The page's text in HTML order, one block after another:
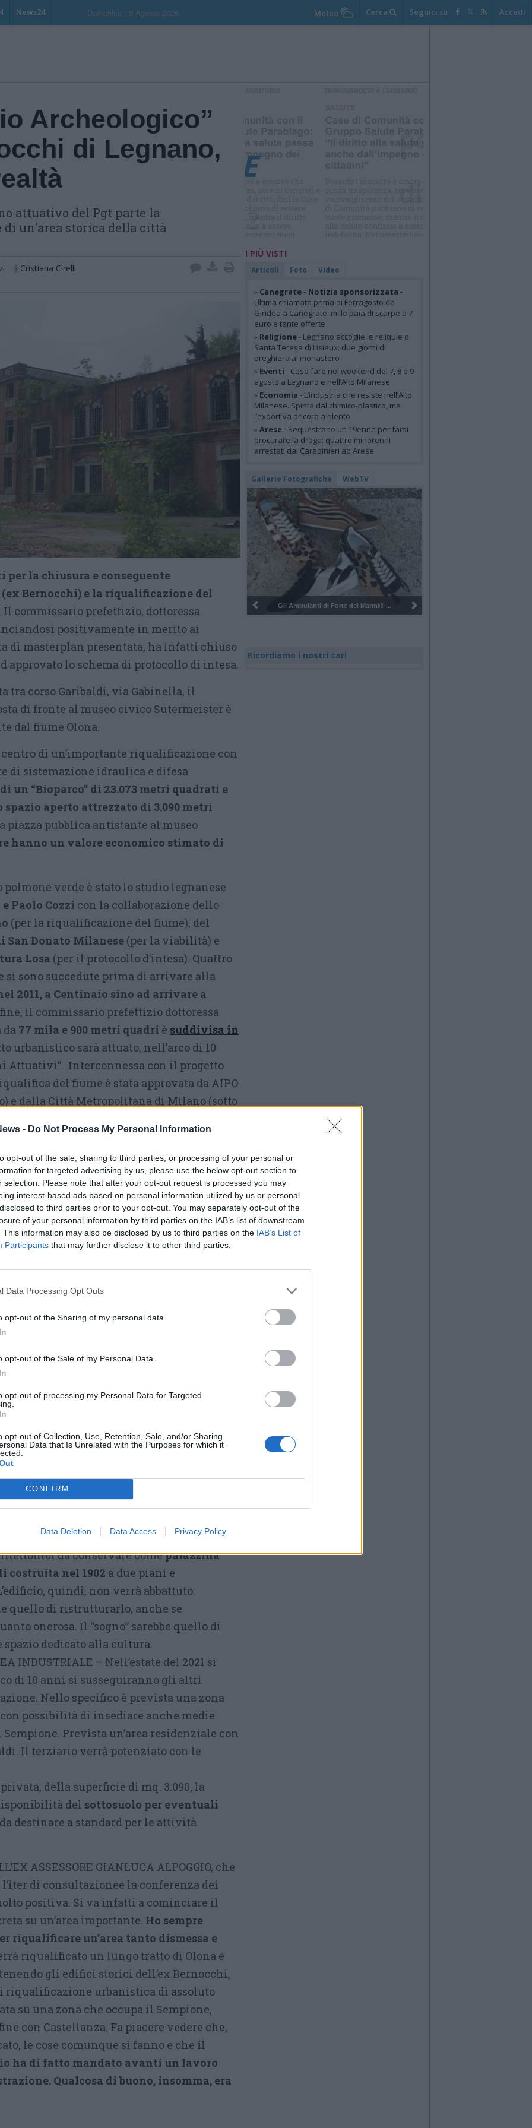
- Do Not Process My Personal Information
opt-out of the sale, sharing to third parties, or processing of your personal or
for targeted advertising by us, please use the below opt-out section to
selection. Please note that after your opt-out request is processed you may
interest-based ads based on personal information utilized by us or personal
to third parties prior to your opt-out. You may separately opt-out of the
of your personal information by third parties on the IAB’s list of downstream
This information may also be disclosed by us to third parties on the IAB’s List of
Participants that may further disclose it to other third parties.
Data Processing Opt Outs
opt-out of the Sharing of my personal data.
opt-out of the Sale of my Personal Data.
opt-out of processing my Personal Data for Targeted
opt-out of Collection, Use, Retention, Sale, and/or Sharing
Data that Is Unrelated with the Purposes for which it
CONFIRM
Data Deletion Data Access Privacy Policy
News24 Domenica , 9 Agosto 2026 Meteo Cerca Seguici su Accedi
Archeologico”
di Legnano,
attuativo del Pgt parte la
un'area storica della città
Cristiana Cirelli
per la chiusura e conseguente
(ex Bernocchi) e la riqualificazione del
. Il commissario prefettizio, dottoressa
positivamente in merito ai
di masterplan presentata, ha infatti chiuso
ed approvato lo schema di protocollo di intesa.
tra corso Garibaldi, via Gabinella, il
di fronte al museo civico Sutermeister è
dal fiume Olona.
di un’importante riqualificazione con
di sistemazione idraulica e difesa
un “Bioparco” di 23.073 metri quadrati e
aperto attrezzato di 3.090 metri
piazza pubblica antistante al museo
hanno un valore economico stimato di
polmone verde è stato lo studio legnanese
Paolo Cozzi con la collaborazione dello
(per la riqualificazione del fiume), del
San Donato Milanese (per la viabilità) e
Losa (per il protocollo d’intesa). Quattro
sono succedute prima di arrivare alla
2011, a Centinaio sino ad arrivare a
il commissario prefettizio dottoressa
da 77 mila e 900 metri quadri è suddivisa in
urbanistico sarà attuato, nell’arco di 10
Attuativi”. Interconnessa con il progetto
del fiume è stata approvata da AIPO
e dalla Città Metropolitana di Milano (sotto
Poi, ha definitivamente superato l’esame
nel giugno 2019.
massi ciclopici. Una pista ciclabile
tra le vie Gabinella e Pontida. Sono
, aree di sosta illuminate, un impianto di
arredi che completeranno il parco.
con aiuola alberata(impegno di spesa 600
palazzina Bernocchi, il parco si
Guido Sutermeister.
– Il Pgt, attraverso il “Documento di
guida, ha indicato come obiettivi da
di edificistorici ed elementi
industrialecome memoria storica della
del 900». Perciò con la
Culturali di Milano, sono stati definiti
da conservare comepalazzina
costruita nel 1902 a due piani e
quindi, non verrà abbattuto:
quello di ristrutturarlo, anche se
onerosa. Il “sogno” sarebbe quello di
spazio dedicato alla cultura.
INDUSTRIALE – Nell’estate del 2021 si
di 10 anni si susseguiranno gli altri
Nello specifico è prevista una zona
possibilità di insediare anche medie
Prevista un’area residenziale con
Il terziario verrà potenziato con le
della superficie di mq. 3.090, la
del sottosuolo per eventuali
da destinare a standard per le attività
ASSESSORE GIANLUCA ALPOGGIO, che
di consultazionee la conferenza dei
positiva. Si va infatti a cominciare il
su un’area importante. Ho sempre
riqualificare un’area tanto dismessa e
riqualificato un lungo tratto di Olona e
gli edifici storici dell’ex Bernocchi,
riqualificazione urbanistica di assoluto
su una zona che occupa il Sempione,
con Castellanza. Fa piacere vedere che,
le cose comunque si fanno e che il
ha di fatto mandato avanti un lavoro
Qualcosa di buono, insomma, era
I PIÙ VISTI
Articoli Foto Video
» Canegrate - Notizia sponsorizzata -
Ultima chiamata prima di Ferragosto da
Giridea a Canegrate: mille paia di scarpe a 7
euro e tante offerte
» Religione- Legnano accoglie le reliquie di
Santa Teresa di Lisieux: due giorni di
preghiera al monastero
» Eventi - Cosa fare nel weekend del 7, 8 e 9
agosto a Legnano e nell’Alto Milanese
» Economia - L’industria che resiste nell’Alto
Milanese. Spinta dal chimico-plastico, ma
l’export va ancora a rilento
» Arese- Sequestrano un 19enne per farsi
procurare la droga: quattro minorenni
arrestati dai Carabinieri ad Arese
Gallerie Fotografiche WebTV
Pulizia del bosco del Rugareto a ...
Ricordiamo i nostri cari